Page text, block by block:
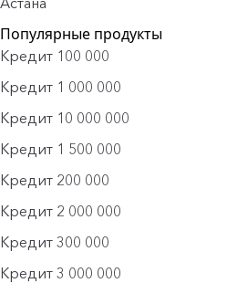
Популярные продукты
Кредит 100 000
Кредит 1 000 000
Кредит 10 000 000
Кредит 1 500 000
Кредит 200 000
Кредит 2 000 000
Кредит 300 000
Кредит 3 000 000